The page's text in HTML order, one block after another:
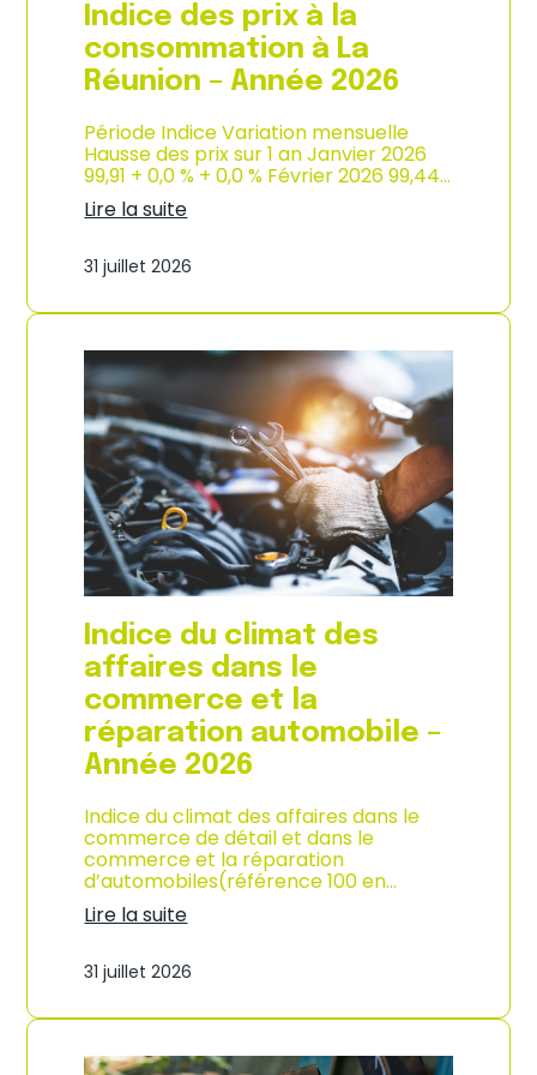
2
0
2
6
Indice des prix à la
consommation à La
Réunion – Année 2026
Période Indice Variation mensuelle
Hausse des prix sur 1 an Janvier 2026
99,91 + 0,0 % + 0,0 % Février 2026 99,44…
Lire la suite
n
i
e
e
s
p
r
i
x
à
l
a
c
o
n
s
o
m
m
a
t
o
n
à
L
R
u
n
o
n
31 juillet 2026
Indice du climat des
affaires dans le
commerce et la
réparation automobile –
Année 2026
Indice du climat des affaires dans le
commerce de détail et dans le
commerce et la réparation
d’automobiles(référence 100 en…
Lire la suite
n
i
e
31 juillet 2026